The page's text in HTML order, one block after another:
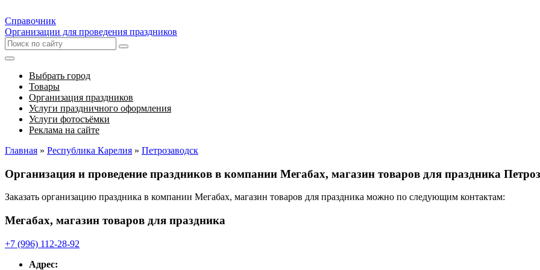
Справочник
Организации для проведения праздников
Выбрать город
Товары
Организация праздников
Услуги праздничного оформления
Услуги фотосъёмки
Реклама на сайте
Главная » Республика Карелия » Петрозаводск
Организация и проведение праздников в компании Мегабах, магазин товаров для праздника
Заказать организацию праздника в компании Мегабах, магазин товаров для праздника можно по следующим контактам:
Мегабах, магазин товаров для праздника
+7 (996) 112-28-92
Адрес: